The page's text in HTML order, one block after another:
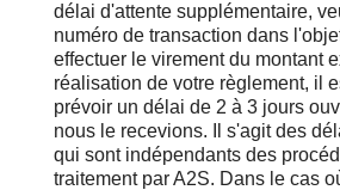
délai d'attente supplémentaire,
numéro de transaction dans
effectuer le virement du montant
réalisation de votre règlement, il
prévoir un délai de 2 à 3 jours
nous le recevions. Il s'agit des
qui sont indépendants des
traitement par A2S. Dans le cas